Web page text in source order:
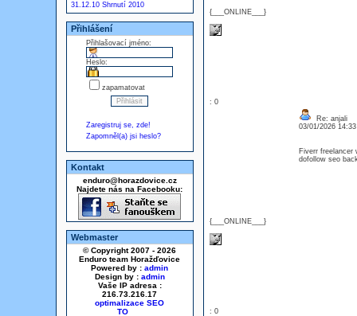
31.12.10 Shrnutí 2010
Přihlášení
Přihlašovací jméno:
Heslo:
zapamatovat
Zaregistruj se, zde!
Zapomněl(a) jsi heslo?
Kontakt
enduro@horazdovice.cz
Najdete nás na Facebooku:
Webmaster
© Copyright 2007 - 2026
Enduro team Horažďovice
Powered by : admin
Design by : admin
Vaše IP adresa :
216.73.216.17
optimalizace SEO
{___ONLINE___}
: 0
{___ONLINE___}
Re: anjali
03/01/2026
Fiverr freelancer
dofollow seo
: 0